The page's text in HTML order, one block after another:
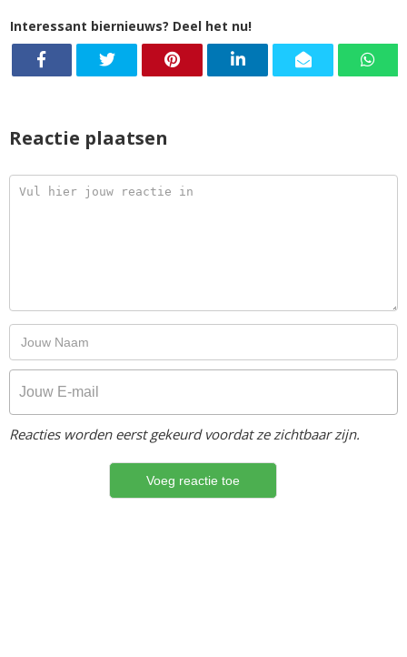
Interessant biernieuws? Deel het nu!
Reactie plaatsen
Reacties worden eerst gekeurd voordat ze zichtbaar zijn.